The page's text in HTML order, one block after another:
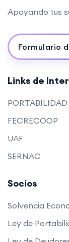
Apoyando tus
Formulario
Links de
PORTABILIDAD
FECRECOOP
UAF
SERNAC
Socios
Solvencia
Ley de